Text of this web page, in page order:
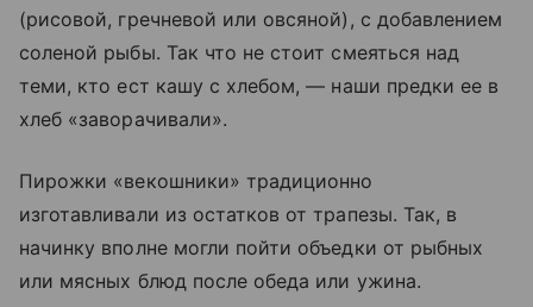
(рисовой, гречневой или овсяной), с добавлением
соленой рыбы. Так что не стоит смеяться над
теми, кто ест кашу с хлебом, — наши предки ее в
хлеб «заворачивали».
Пирожки «векошники» традиционно
изготавливали из остатков от трапезы. Так, в
начинку вполне могли пойти объедки от рыбных
или мясных блюд после обеда или ужина.